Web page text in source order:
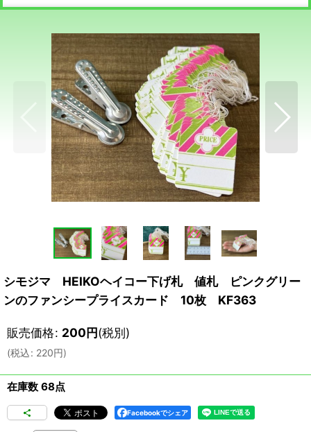
シモジマ HEIKOヘイコー下げ札 値札 ピンクグリー
ンのファンシープライスカード 10枚 KF363
販売価格: 200円(税別)
(税込: 220円)
在庫数 68点
Facebookでシェア